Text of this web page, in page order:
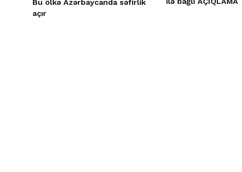
Bu ölkə Azərbaycanda səfirlik
açır